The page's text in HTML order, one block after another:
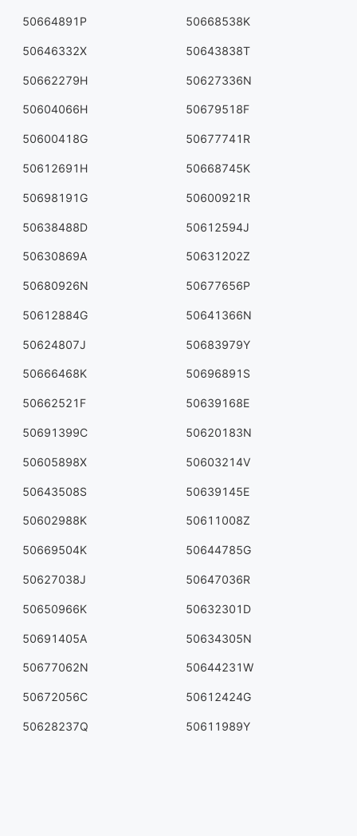
50664891P 50668538K
50646332X 50643838T
50662279H 50627336N
50604066H 50679518F
50600418G 50677741R
50612691H 50668745K
50698191G 50600921R
50638488D 50612594J
50630869A 50631202Z
50680926N 50677656P
50612884G 50641366N
50624807J 50683979Y
50666468K 50696891S
50662521F 50639168E
50691399C 50620183N
50605898X 50603214V
50643508S 50639145E
50602988K 50611008Z
50669504K 50644785G
50627038J 50647036R
50650966K 50632301D
50691405A 50634305N
50677062N 50644231W
50672056C 50612424G
50628237Q 50611989Y